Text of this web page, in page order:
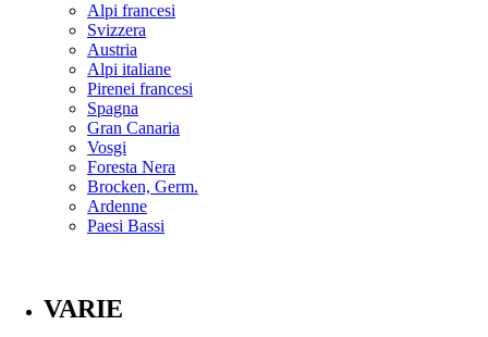
Alpi francesi
Svizzera
Austria
Alpi italiane
Pirenei francesi
Spagna
Gran Canaria
Vosgi
Foresta Nera
Brocken, Germ.
Ardenne
Paesi Bassi
VARIE